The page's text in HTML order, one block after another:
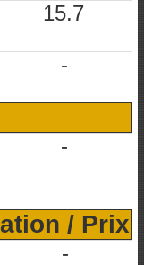
15.7
-
-
/ Prix
-